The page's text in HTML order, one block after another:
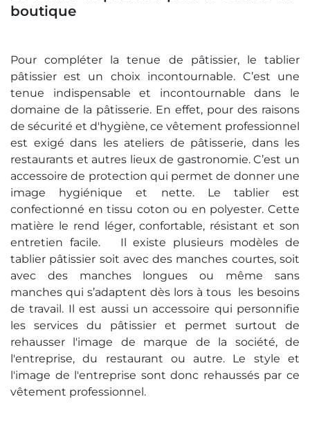
boutique
Pour compléter la tenue de pâtissier, le tablier
pâtissier est un choix incontournable. C’est une
tenue indispensable et incontournable dans le
domaine de la pâtisserie. En effet, pour des raisons
de sécurité et d'hygiène, ce vêtement professionnel
est exigé dans les ateliers de pâtisserie, dans les
restaurants et autres lieux de gastronomie. C’est un
accessoire de protection qui permet de donner une
image hygiénique et nette. Le tablier est
confectionné en tissu coton ou en polyester. Cette
matière le rend léger, confortable, résistant et son
entretien facile. Il existe plusieurs modèles de
tablier pâtissier soit avec des manches courtes, soit
avec des manches longues ou même sans
manches qui s’adaptent dès lors à tous les besoins
de travail. Il est aussi un accessoire qui personnifie
les services du pâtissier et permet surtout de
rehausser l'image de marque de la société, de
l'entreprise, du restaurant ou autre. Le style et
l'image de l'entreprise sont donc rehaussés par ce
vêtement professionnel.